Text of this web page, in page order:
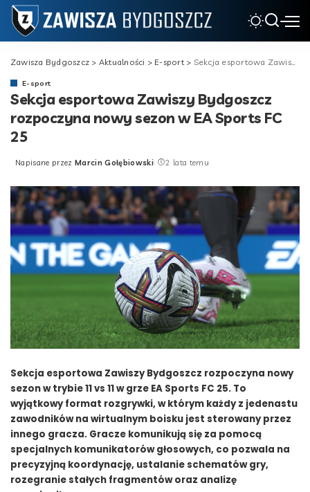
Zawisza Bydgoszcz > Aktualności > E-sport> Sekcja esportowa Zawiszy Bydgoszcz rozpoczyna nowy sezon w EA Sports FC 25
E-sport
Sekcja esportowa Zawiszy Bydgoszcz
rozpoczyna nowy sezon w EA Sports FC
25
Posted
Napisane przez Marcin Gołębiowski 2 lata temu
Sekcja esportowa Zawiszy Bydgoszcz rozpoczyna nowy
sezon w trybie 11 vs 11 w grze EA Sports FC 25. To
wyjątkowy format rozgrywki, w którym każdy z jedenastu
zawodników na wirtualnym boisku jest sterowany przez
innego gracza. Gracze komunikują się za pomocą
specjalnych komunikatorów głosowych, co pozwala na
precyzyjną koordynację, ustalanie schematów gry,
rozegranie stałych fragmentów oraz analizę